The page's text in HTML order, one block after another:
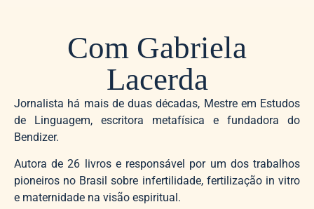
Com Gabriela
Lacerda
Jornalista há mais de duas décadas, Mestre em Estudos
de Linguagem, escritora metafísica e fundadora do
Bendizer.
Autora de 26 livros e responsável por um dos trabalhos
pioneiros no Brasil sobre infertilidade, fertilização in vitro
e maternidade na visão espiritual.